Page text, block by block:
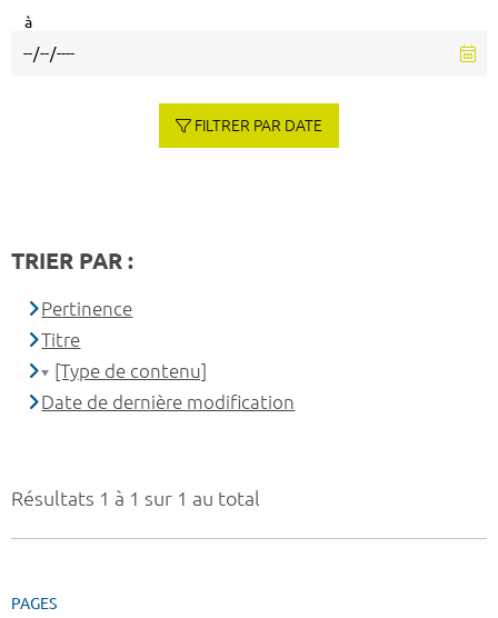
Résultats 1 à 1 sur 1 au total
PAGES
à
FILTRER PAR DATE
TRIER PAR :
Pertinence
Titre
[Type de contenu]
Date de dernière modification